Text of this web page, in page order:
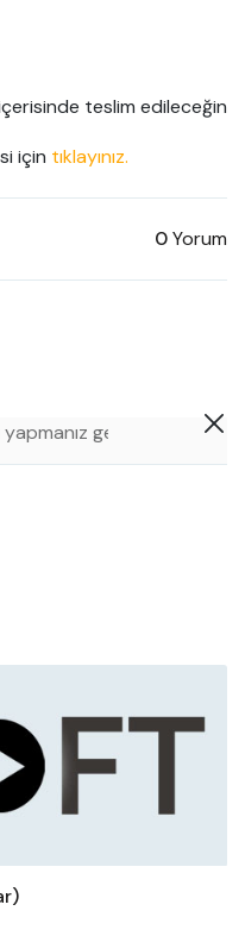
teslim edileceğine
için tıklayınız.
0Yorum